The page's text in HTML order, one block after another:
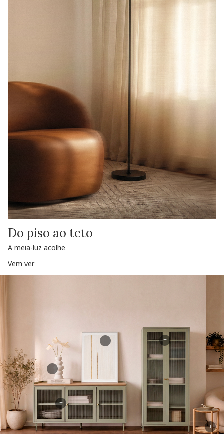
Do piso ao teto
A meia-luz acolhe
Vem ver
+
+
+
+
+